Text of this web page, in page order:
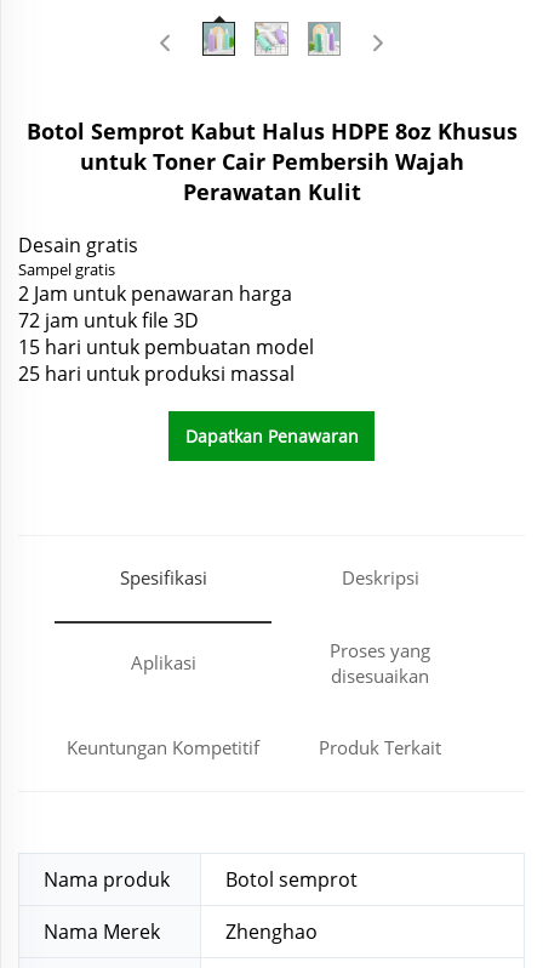
Botol Semprot Kabut Halus HDPE 8oz Khusus
untuk Toner Cair Pembersih Wajah
Perawatan Kulit
Desain gratis
Sampel gratis
2 Jam untuk penawaran harga
72 jam untuk file 3D
15 hari untuk pembuatan model
25 hari untuk produksi massal
Dapatkan Penawaran
Spesifikasi Deskripsi
Aplikasi
Proses yang
disesuaikan
Keuntungan Kompetitif Produk Terkait
Nama produk
Botol semprot
Nama Merek
Zhenghao